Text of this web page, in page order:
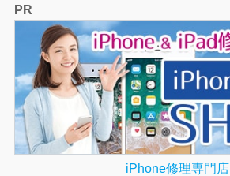
PR
iPhone修理専門店